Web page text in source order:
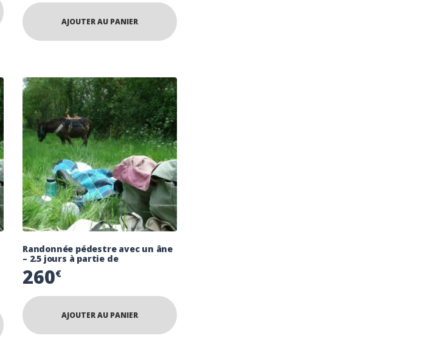
AJOUTER AU PANIER
Randonnée pédestre avec un âne
– 2.5 jours à partie de
260€
AJOUTER AU PANIER